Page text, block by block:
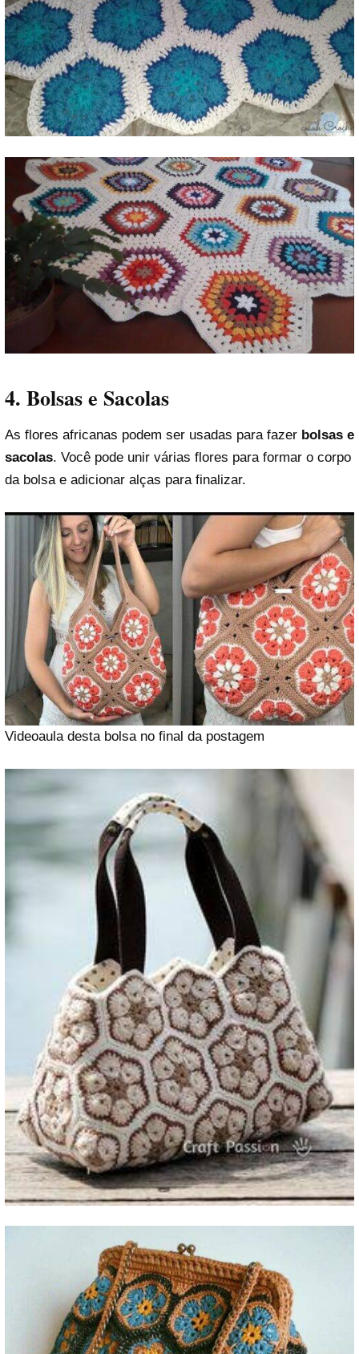
4. Bolsas e Sacolas
As flores africanas podem ser usadas para fazer bolsas e
sacolas. Você pode unir várias flores para formar o corpo
da bolsa e adicionar alças para finalizar.
Videoaula desta bolsa no final da postagem